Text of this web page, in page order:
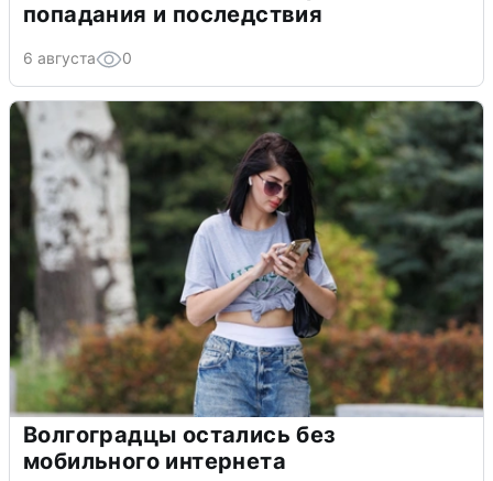
попадания и последствия
6 августа 0
Волгоградцы остались без
мобильного интернета